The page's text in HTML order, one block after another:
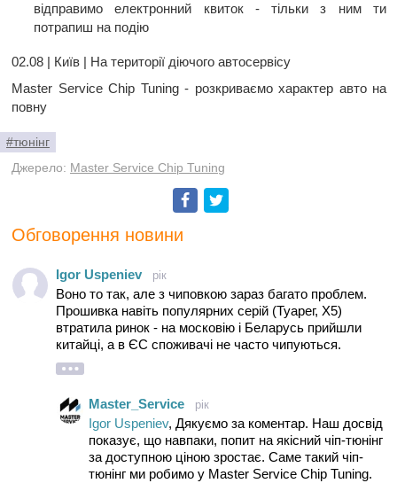
відправимо електронний квиток - тільки з ним ти
потрапиш на подію
02.08 | Київ | На території діючого автосервісу
Master Service Chip Tuning - розкриваємо характер авто на
повну
#тюнінг
Джерело: Master Service Chip Tuning
Facebook
Обговорення новини
Igor Uspeniev рік
Воно то так, але з чиповкою зараз багато проблем.
Прошивка навіть популярних серій (Туарег, Х5)
втратила ринок - на московію і Беларусь прийшли
китайці, а в ЄС споживачі не часто чипуються.
В результаті нові прошивки просто в кількості меньше
користуються попитом, і їх не так активно
розробляють.
Master_Service рік
Igor Uspeniev, Дякуємо за коментар. Наш досвід
показує, що навпаки, попит на якісний чіп-тюнінг
за доступною ціною зростає. Саме такий чіп-
тюнінг ми робимо у Master Service Chip Tuning.